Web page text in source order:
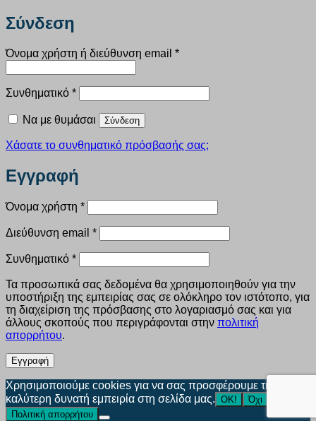
Σύνδεση
Όνομα χρήστη ή διεύθυνση email *Απαιτείται
Συνθηματικό *Απαιτείται
Να με θυμάσαι Σύνδεση
Χάσατε το συνθηματικό πρόσβασής σας;
Εγγραφή
Όνομα χρήστη *Απαιτείται
Διεύθυνση email *Απαιτείται
Συνθηματικό *Απαιτείται
Τα προσωπικά σας δεδομένα θα χρησιμοποιηθούν για την
υποστήριξη της εμπειρίας σας σε ολόκληρο τον ιστότοπο, για
τη διαχείριση της πρόσβασης στο λογαριασμό σας και για
άλλους σκοπούς που περιγράφονται στην πολιτική
απορρήτου.
Εγγραφή
Χρησιμοποιούμε cookies για να σας προσφέρουμε την
καλύτερη δυνατή εμπειρία στη σελίδα μας. ΟΚ!
Όχι
Πολιτική απορρήτου